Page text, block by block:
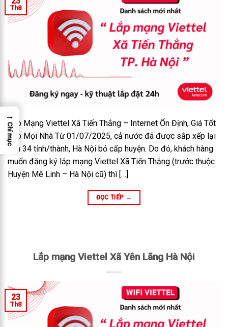
Th8
Lắp Mạng Viettel Xã Tiến Thắng – Internet Ổn Định, Giá Tốt
Cho Mọi Nhà Từ 01/07/2025, cả nước đã được sắp xếp lại
còn 34 tỉnh/thành, Hà Nội bỏ cấp huyện. Do đó, khách hàng
muốn đăng ký lắp mạng Viettel Xã Tiến Thắng (trước thuộc
Huyện Mê Linh – Hà Nội cũ) thì […]
ĐỌC TIẾP →
Lắp mạng Viettel Xã Yên Lãng Hà Nội
23
Th8
→
Chỉ mục